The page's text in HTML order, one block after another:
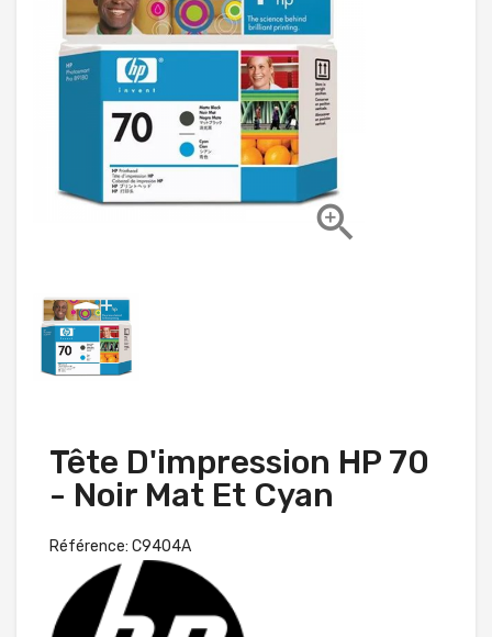

Tête D'impression HP 70
- Noir Mat Et Cyan
Référence: C9404A